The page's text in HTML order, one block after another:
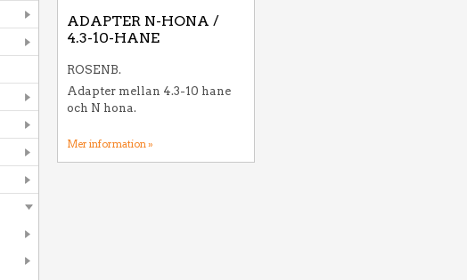
ADAPTER N-HONA /
4.3-10-HANE
ROSENB.
Adapter mellan 4.3-10 hane
och N hona.
Mer information »